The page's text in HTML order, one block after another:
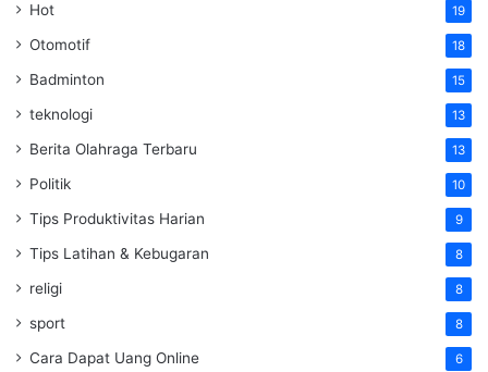
Hot 19
Otomotif 18
Badminton 15
teknologi 13
Berita Olahraga Terbaru 13
Politik 10
Tips Produktivitas Harian 9
Tips Latihan & Kebugaran 8
religi 8
sport 8
Cara Dapat Uang Online 6